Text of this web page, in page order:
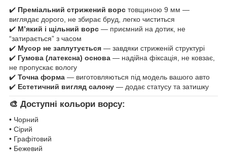
✔️ Преміальний стрижений ворс товщиною 9 мм —
виглядає дорого, не збирає бруд, легко чиститься
✔️ М’який і щільний ворс — приємний на дотик, не
“затирається” з часом
✔️ Мусор не заплутується — завдяки стриженій структурі
✔️ Гумова (латексна) основа — надійна фіксація, не ковзає,
не пропускає вологу
✔️ Точна форма — виготовляються під модель вашого авто
✔️ Естетичний вигляд салону — додає статусу та затишку
🎨 Доступні кольори ворсу:
• Чорний
• Сірий
• Графітовий
• Бежевий